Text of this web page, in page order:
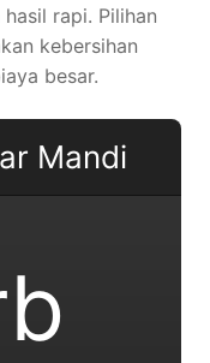
rapi. Pilihan
kebersihan
besar.
Mandi